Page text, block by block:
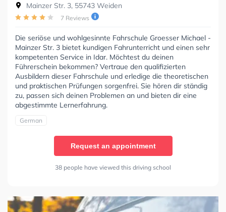
Mainzer Str. 3, 55743 Weiden
7 Reviews
Die seriöse und wohlgesinnte Fahrschule Groesser Michael -
Mainzer Str. 3 bietet kundigen Fahrunterricht und einen sehr
kompetenten Service in Idar. Möchtest du deinen
Führerschein bekommen? Vertraue den qualifizierten
Ausbildern dieser Fahrschule und erledige die theoretischen
und praktischen Prüfungen sorgenfrei. Sie hören dir ständig
zu, passen sich deinen Problemen an und bieten dir eine
abgestimmte Lernerfahrung.
German
Request an appointment
38 people have viewed this driving school